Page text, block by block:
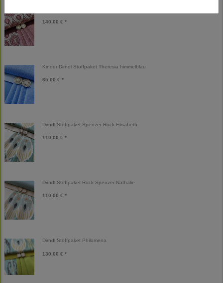
140,00 € *
Kinder Dirndl Stoffpaket Theresia himmelblau
65,00 € *
Dirndl Stoffpaket Spenzer Rock Elisabeth
110,00 € *
Dirndl Stoffpaket Rock Spenzer Nathalie
110,00 € *
Dirndl Stoffpaket Philomena
130,00 € *